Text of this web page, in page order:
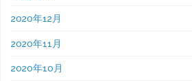
2020年12月
2020年11月
2020年10月